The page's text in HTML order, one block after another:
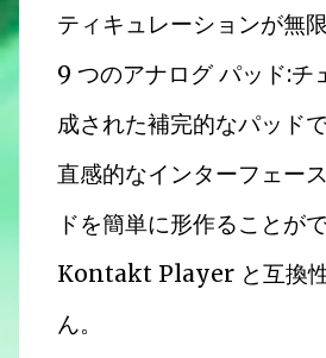
ティキュレーションが無
9 つのアナログ パッド:
成された補完的なパッドで
直感的なインターフェー
ドを簡単に形作ることが
Kontakt Player と互換性
ん。